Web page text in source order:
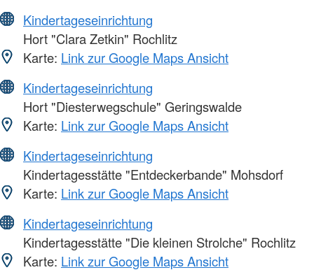
Kindertageseinrichtung
Hort "Clara Zetkin" Rochlitz
Karte: Link zur Google Maps Ansicht
Kindertageseinrichtung
Hort "Diesterwegschule" Geringswalde
Karte: Link zur Google Maps Ansicht
Kindertageseinrichtung
Kindertagesstätte "Entdeckerbande" Mohsdorf
Karte: Link zur Google Maps Ansicht
Kindertageseinrichtung
Kindertagesstätte "Die kleinen Strolche" Rochlitz
Karte: Link zur Google Maps Ansicht